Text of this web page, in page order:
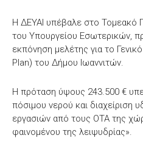
Η ΔΕΥΑΙ υπέβαλε στο Τομεακό
του Υπουργείου Εσωτερικών,
εκπόνηση μελέτης για το
Plan) του Δήμου Ιωαννιτών.
Η πρόταση ύψους 243.500 €
πόσιμου νερού και διαχείριση
εργασιών από τους ΟΤΑ της
φαινομένου της λειψυδρίας».